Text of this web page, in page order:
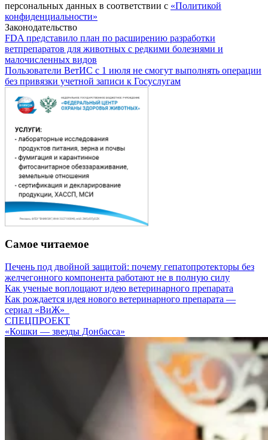
персональных данных в соответствии с «Политикой
конфиденциальности»
Законодательство
FDA представило план по расширению разработки
ветпрепаратов для животных с редкими болезнями и
малочисленных видов
Пользователи ВетИС с 1 июля не смогут выполнять операции
без привязки учетной записи к Госуслугам
Самое читаемое
Печень под двойной защитой: почему гепатопротекторы без
желчегонного компонента работают не в полную силу
Как ученые воплощают идею ветеринарного препарата
Как рождается идея нового ветеринарного препарата —
сериал «ВиЖ»
СПЕЦПРОЕКТ
«Кошки — звезды Донбасса»